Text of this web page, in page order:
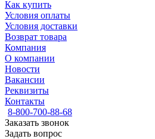
Как купить
Условия оплаты
Условия доставки
Возврат товара
Компания
О компании
Новости
Вакансии
Реквизиты
Контакты
8-800-700-88-68
Заказать звонок
Задать вопрос